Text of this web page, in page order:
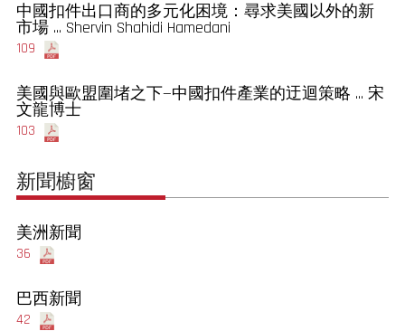
中國扣件出口商的多元化困境：尋求美國以外的新
市場 ... Shervin Shahidi Hamedani
109
美國與歐盟圍堵之下—中國扣件產業的迂迴策略 ... 宋
文龍博士
103
新聞櫥窗
美洲新聞
36
巴西新聞
42